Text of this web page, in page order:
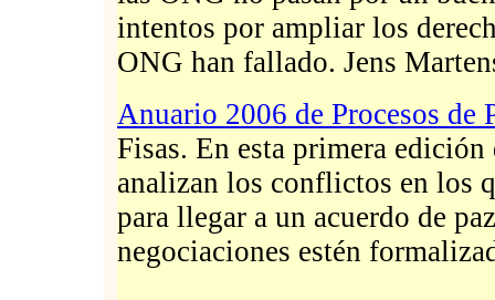
intentos por ampliar los
ONG han fallado. Jens
Anuario 2006 de Procesos de
Fisas. En esta primera
analizan los conflictos en los
para llegar a un acuerdo de
negociaciones estén